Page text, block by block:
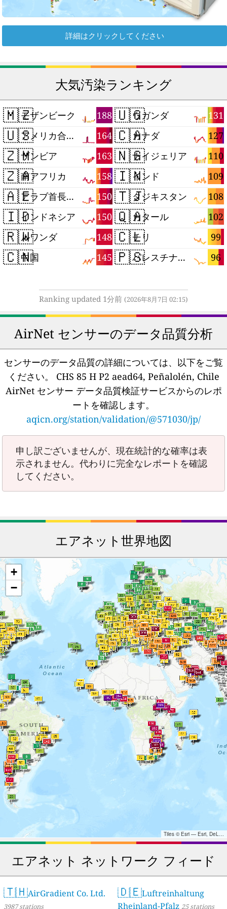
詳細はクリックしてください
大気汚染ランキング
🇲🇿 188
モザンビーク
🇺🇸 164
アメリカ合衆国
🇿🇲 163
ザンビア
🇿🇦 158
南アフリカ
🇦🇪 150
アラブ首長国連邦
🇮🇩 150
インドネシア
🇷🇼 148
ルワンダ
🇨🇳 145
中国
🇺🇬 131
ウガンダ
🇨🇦 127
カナダ
🇳🇬 110
ナイジェリア
🇮🇳 109
インド
🇹🇯 108
タジキスタン
🇶🇦 102
カタール
🇨🇱 99
チリ
🇵🇸 96
パレスチナ自治区
Ranking updated 1分前 (2026年8月7日 02:15)
AirNet センサーのデータ品質分析
センサーのデータ品質の詳細については、以下をご覧
ください。
CHS 85 H P2 aead64, Peñalolén, Chile
AirNet センサー データ品質検証サービスからのレポ
ートを確認します。
aqicn.org/station/validation/@571030/jp/
申し訳ございませんが、現在統計的な確率は表
示されません。代わりに完全なレポートを確認
してください。
エアネット世界地図
+
−
Tiles © Esri — Esri, DeLorme, NAVTEQ, TomTom, Intermap, iPC, USGS, FAO, NPS, NRCAN, GeoBase, Kadaster NL, Ordnance Survey, Esri Japan, METI, Esri China (Hong Kong), and the GIS User Community
エアネット ネットワーク フィード
🇹🇭AirGradient Co. Ltd.
3987 stations
🇩🇪Luftreinhaltung
Rheinland-Pfalz 25 stations